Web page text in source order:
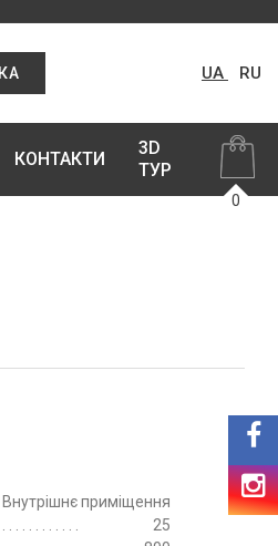
UA RU
КОНТАКТИ
3D
ТУР
0
Внутрішнє приміщення
25